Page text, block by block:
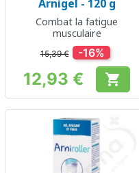
Arnigel - 120 g
Combat la fatigue
musculaire
15,39 € -16%
Prix
12,93 € 